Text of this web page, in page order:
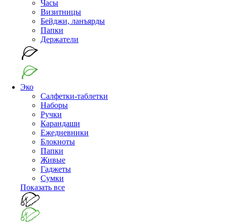
Часы
Визитницы
Бейджи, ланъярды
Папки
Держатели
Эко
Салфетки-таблетки
Наборы
Ручки
Карандаши
Ежедневники
Блокноты
Папки
Живые
Гаджеты
Сумки
Показать все